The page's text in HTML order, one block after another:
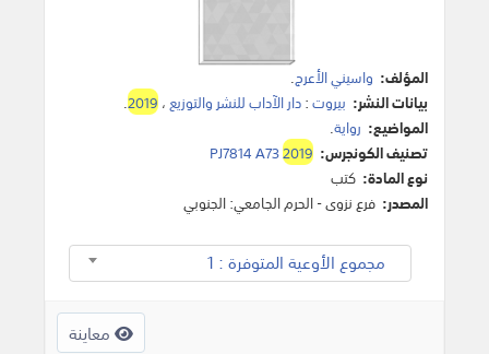
المؤلف: واسيني الأعرج.
بيانات النشر: بيروت:دار الآداب للنشر والتوزيع،2019
.
المواضيع: رواية.
تصنيف الكونجرس:
PJ7814 A732019
نوع المادة: كتب
المصدر: فرع نزوى - الحرم الجامعي: الجنوبي
مجموع الأوعية المتوفرة : 1
معاينة